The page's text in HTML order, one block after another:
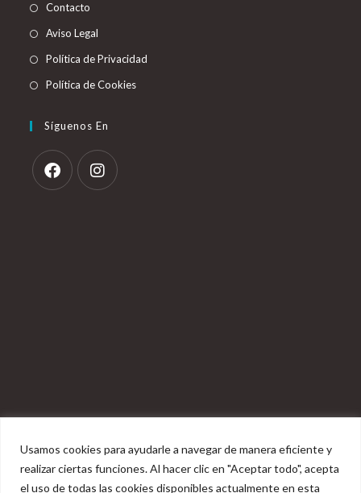
Usamos cookies para ayudarle a navegar de manera eficiente y
realizar ciertas funciones. Al hacer clic en "Aceptar todo", acepta
el uso de todas las cookies disponibles actualmente en esta
Contacto
Aviso Legal
Política de Privacidad
Política de Cookies
Síguenos En